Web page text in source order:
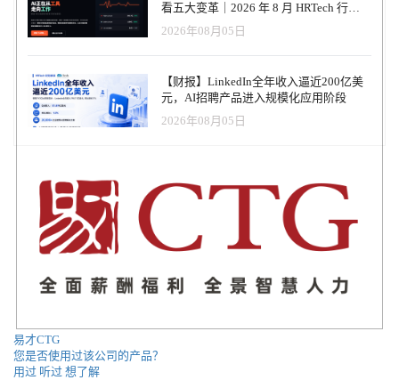
看五大变革｜2026 年 8 月 HRTech 行业
观察报告
2026年08月05日
【财报】LinkedIn全年收入逼近200亿美
元，AI招聘产品进入规模化应用阶段
2026年08月05日
易才CTG
您是否使用过该公司的产品？
用过 听过 想了解